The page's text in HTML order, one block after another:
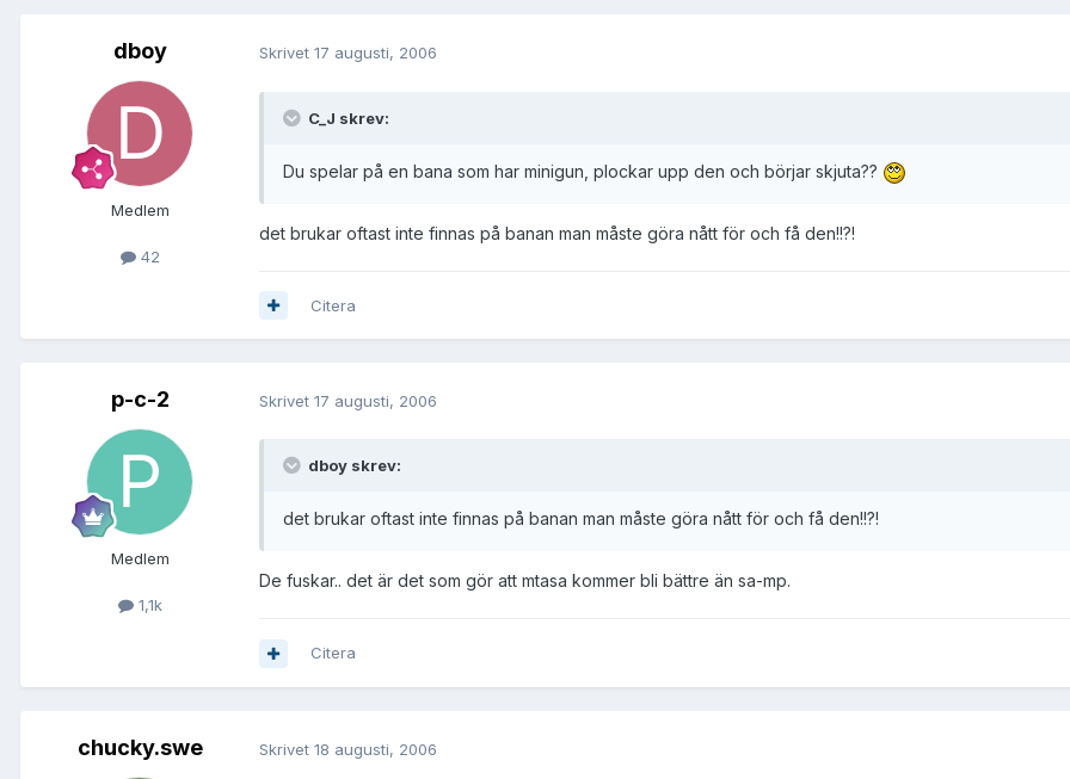
dboy
Medlem
42
Skrivet 17 augusti, 2006
C_J skrev:
Du spelar på en bana som har minigun, plockar upp den och börjar skjuta??
det brukar oftast inte finnas på banan man måste göra nått för och få den!!?!
Citera
p-c-2
Medlem
1,1k
Skrivet 17 augusti, 2006
dboy skrev:
det brukar oftast inte finnas på banan man måste göra nått för och få den!!?!
De fuskar.. det är det som gör att mtasa kommer bli bättre än sa-mp.
Citera
chucky.swe Skrivet 18 augusti, 2006